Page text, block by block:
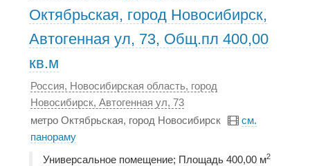
Октябрьская, город Новосибирск,
Автогенная ул, 73, Общ.пл 400,00
кв.м
Россия, Новосибирская область, город
Новосибирск, Автогенная ул, 73
метро Октябрьская, город Новосибирск
см.
панораму
Универсальное помещение; Площадь 400,00 м2